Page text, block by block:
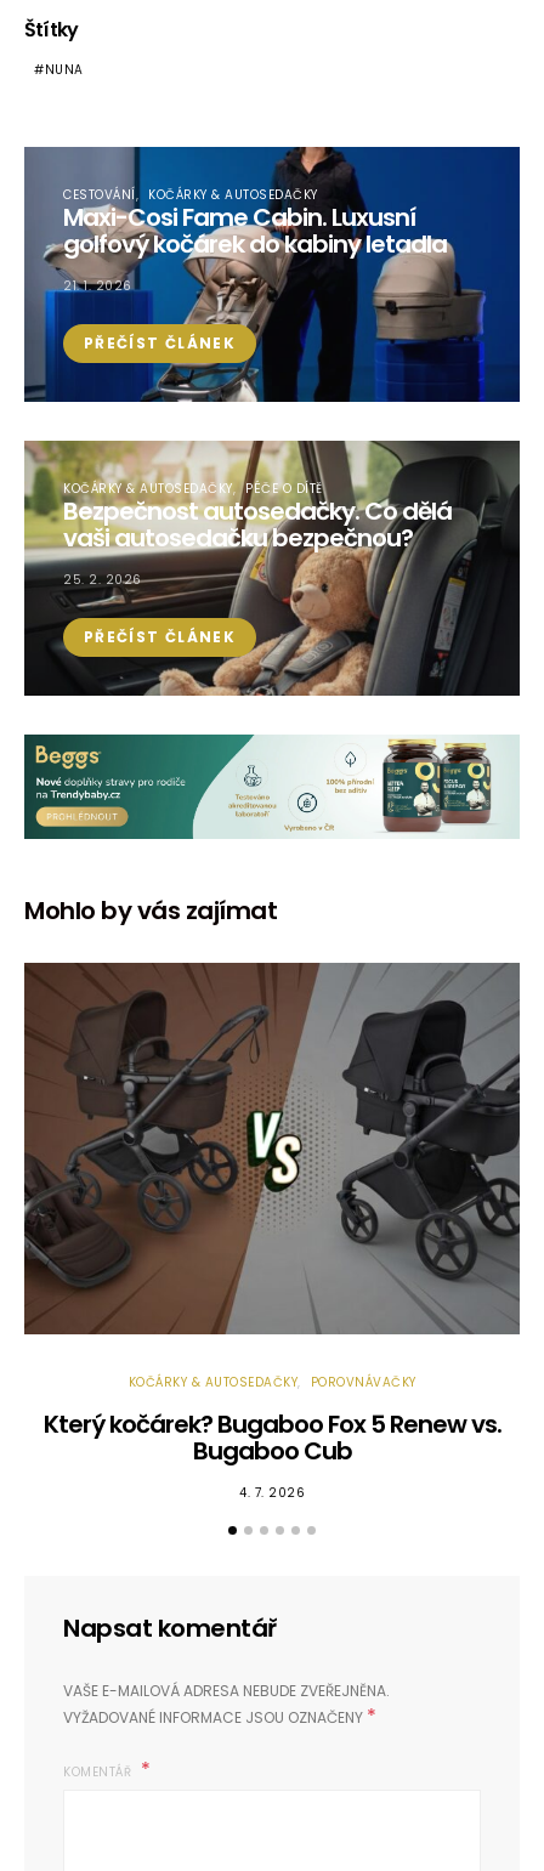
Štítky
NUNA
CESTOVÁNÍ KOČÁRKY & AUTOSEDAČKY
Maxi-Cosi Fame Cabin. Luxusní
golfový kočárek do kabiny letadla
21. 1. 2026
PŘEČÍST ČLÁNEK
KOČÁRKY & AUTOSEDAČKY PÉČE O DÍTĚ
Bezpečnost autosedačky. Co dělá
vaši autosedačku bezpečnou?
25. 2. 2026
PŘEČÍST ČLÁNEK
Mohlo by vás zajímat
KOČÁRKY & AUTOSEDAČKY POROVNÁVAČKY
Který kočárek? Bugaboo Fox 5 Renew vs.
Bugaboo Cub
4. 7. 2026
Napsat komentář
VAŠE E-MAILOVÁ ADRESA NEBUDE ZVEŘEJNĚNA.
VYŽADOVANÉ INFORMACE JSOU OZNAČENY *
KOMENTÁŘ